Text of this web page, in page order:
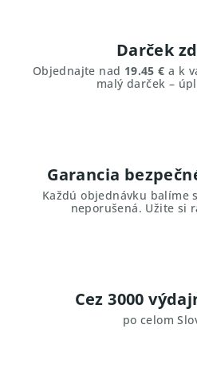
Darček
Objednajte nad 19.45 € a k
malý darček –
Garancia
Každú objednávku balíme
neporušená. Užite si
Cez 3000
po celom